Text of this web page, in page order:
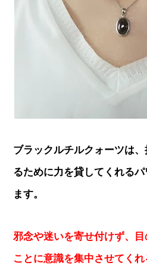
ブラックルチルクォーツは
るために力を貸してくれる
ます。
邪念や迷いを寄せ付けず、
ことに意識を集中させてくれ